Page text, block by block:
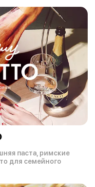
паста, римские
для семейного